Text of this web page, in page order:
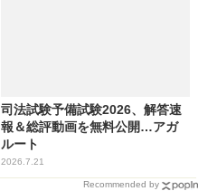
司法試験予備試験2026、解答速
報＆総評動画を無料公開…アガ
ルート
2026.7.21
Recommended by